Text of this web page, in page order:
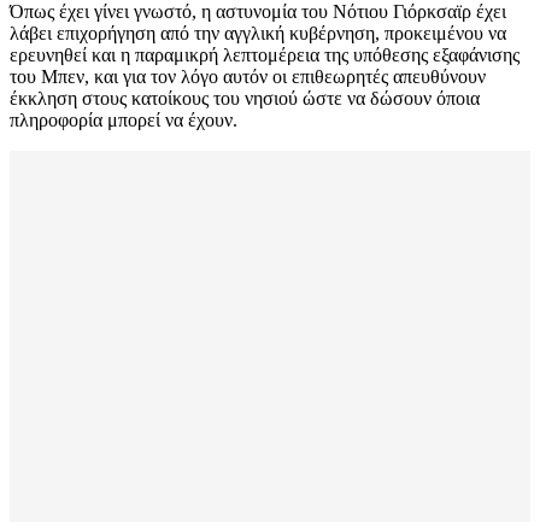
Όπως έχει γίνει γνωστό, η αστυνομία του Νότιου Γιόρκσαϊρ έχει
λάβει επιχορήγηση από την αγγλική κυβέρνηση, προκειμένου να
ερευνηθεί και η παραμικρή λεπτομέρεια της υπόθεσης εξαφάνισης
του Μπεν, και για τον λόγο αυτόν οι επιθεωρητές απευθύνουν
έκκληση στους κατοίκους του νησιού ώστε να δώσουν όποια
πληροφορία μπορεί να έχουν.